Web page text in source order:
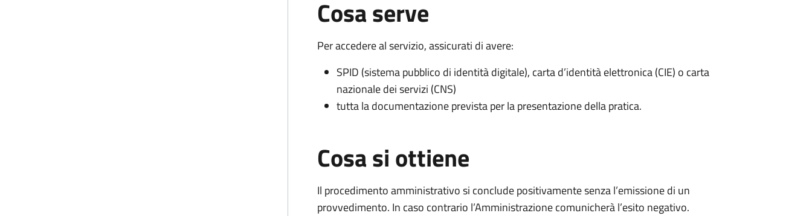
Cosa serve
Per accedere al servizio, assicurati di avere:
SPID (sistema pubblico di identità digitale), carta d’identità elettronica (CIE) o carta
nazionale dei servizi (CNS)
tutta la documentazione prevista per la presentazione della pratica.
Cosa si ottiene
Il procedimento amministrativo si conclude positivamente senza l’emissione di un
provvedimento. In caso contrario l’Amministrazione comunicherà l’esito negativo.